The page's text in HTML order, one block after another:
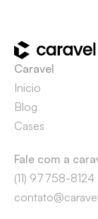
Caravel
Inicio
Blog
Cases
Fale com a
(11) 97758-8124